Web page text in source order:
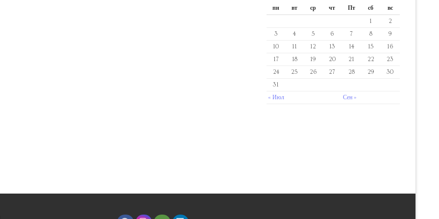
пн вт ср чт Пт сб
вс
1
2
3
4 5 6 7 8
9
10
11 12 13 14 15
16
17
18 19 20 21 22
23
24
25 26 27 28 29
30
31
« Июл
Сен »